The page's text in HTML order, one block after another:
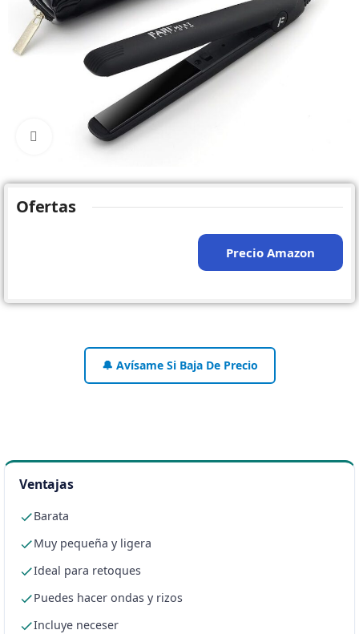
Click to enlarge
Ofertas
Precio Amazon
🔔 Avísame Si Baja De Precio
Ventajas
Barata
Muy pequeña y ligera
Ideal para retoques
Puedes hacer ondas y rizos
Incluye neceser